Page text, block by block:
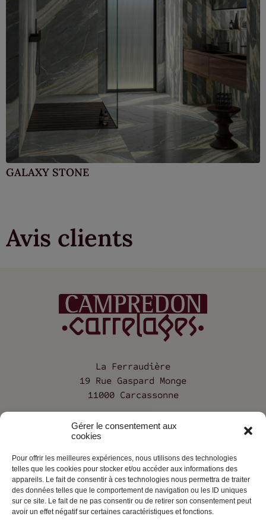
Gérer le consentement aux
cookies
Pour offrir les meilleures expériences, nous utilisons des technologies
telles que les cookies pour stocker et/ou accéder aux informations des
appareils. Le fait de consentir à ces technologies nous permettra de traiter
des données telles que le comportement de navigation ou les ID uniques
sur ce site. Le fait de ne pas consentir ou de retirer son consentement peut
avoir un effet négatif sur certaines caractéristiques et fonctions.
GALAXY STONE
Avis clients
La Ferraudière
19 Rue Gaspard Monge
11000 Carcassonne
Société
Contact
Mentions légales